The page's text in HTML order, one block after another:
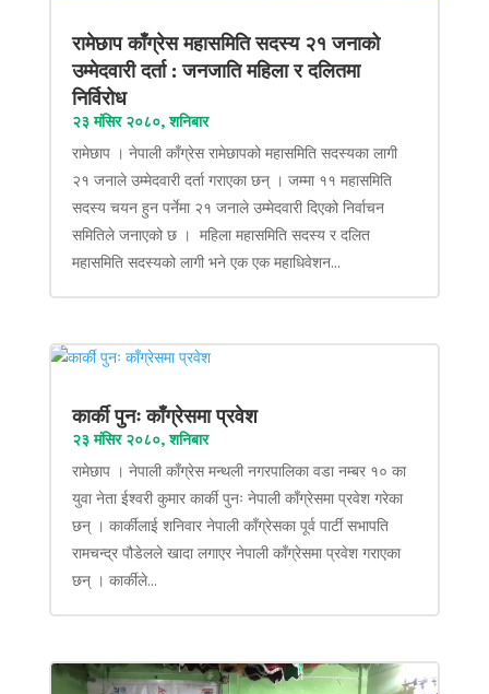
रामेछाप काँग्रेस महासमिति सदस्य २१ जनाको
उम्मेदवारी दर्ता : जनजाति महिला र दलितमा
निर्विरोध
२३ मंसिर २०८०, शनिबार
रामेछाप । नेपाली काँग्रेस रामेछापको महासमिति सदस्यका लागी
२१ जनाले उम्मेदवारी दर्ता गराएका छन् । जम्मा ११ महासमिति
सदस्य चयन हुन पर्नेमा २१ जनाले उम्मेदवारी दिएको निर्वाचन
समितिले जनाएको छ । महिला महासमिति सदस्य र दलित
महासमिति सदस्यको लागी भने एक एक महाधिवेशन...
कार्की पुनः काँग्रेसमा प्रवेश
२३ मंसिर २०८०, शनिबार
रामेछाप । नेपाली काँग्रेस मन्थली नगरपालिका वडा नम्बर १० का
युवा नेता ईश्वरी कुमार कार्की पुनः नेपाली काँग्रेसमा प्रवेश गरेका
छन् । कार्कीलाई शनिवार नेपाली काँग्रेसका पूर्व पार्टी सभापति
रामचन्द्र पौडेलले खादा लगाएर नेपाली काँग्रेसमा प्रवेश गराएका
छन् । कार्कीले...